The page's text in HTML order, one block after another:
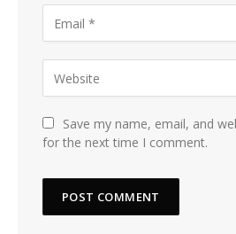
Save my name, email, and
for the next time I comment.